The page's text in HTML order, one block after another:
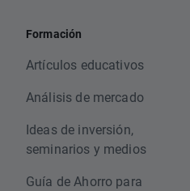
Formación
Artículos educativos
Análisis de mercado
Ideas de inversión,
seminarios y medios
Guía de Ahorro para